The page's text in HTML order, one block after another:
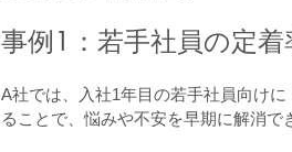
事例1：若手社員の定
A社では、入社1年目の若手社員向け
ることで、悩みや不安を早期に解消で